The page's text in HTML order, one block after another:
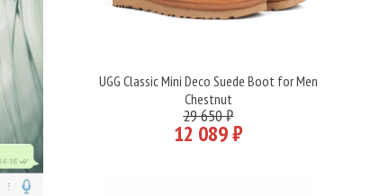
Анна Гузенко
г.Воронеж
Подробнее
UGG Classic Mini Deco Suede Boot for Men
Chestnut
29 650 ₽
12 089 ₽